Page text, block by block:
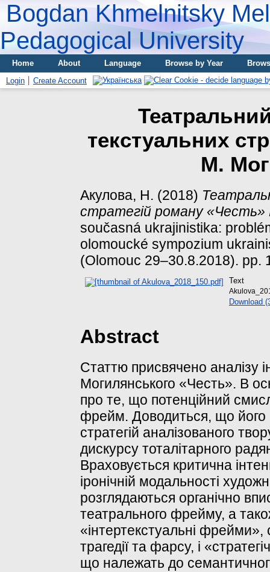
Bogdan Khmelnitsky
Pedagogical University
Home About Language Browse by Year
Login
Create Account
текстуальних
М.
Акулова, Н. (2018)
стратегій роману «Честь»
současná ukrajinistika:
olomoucké sympozium
(Olomouc 29–30.8.2018). pp.
Text
Download
Abstract
Статтю присвячено аналізу
Могилянського «Честь». В
про те, що потенційний
фрейм. Доводиться, що його
стратегій аналізованого
дискурсу тоталітарного
Враховується критична
іронічній модальності
розглядаються органічно
театрального фрейму, а
«інтертекстуальні
трагедії та фарсу, і
що належать до